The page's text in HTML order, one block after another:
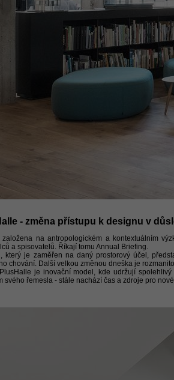
- změna přístupu k designu v
na antropologickém a kontextuálním
a spisovatelů. Říkají tomu Annual Briefing.
který je zaměřen na daný prostorový účel,
chování. Další velkou změnou dneška je
je inovační model, kde udržují
svého řemesla - stále nachází čas a zdroje pro